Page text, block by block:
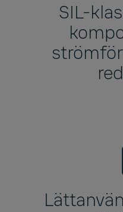
SIL-